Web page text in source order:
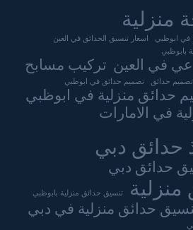
منزلية
في ابوظبي
اسعار تنسيق الحدائق في العين
بابوظبي
في العين تركيب مسابح
تصميم حدائق تصميم حدائق في ابوظبي
حدائق منزلية في ابوظبي
في الامارات
حدائق دبي
حدائق دبي
تنسيق حدائق منزلية بابوظبي
حدائق منزلية في دبي